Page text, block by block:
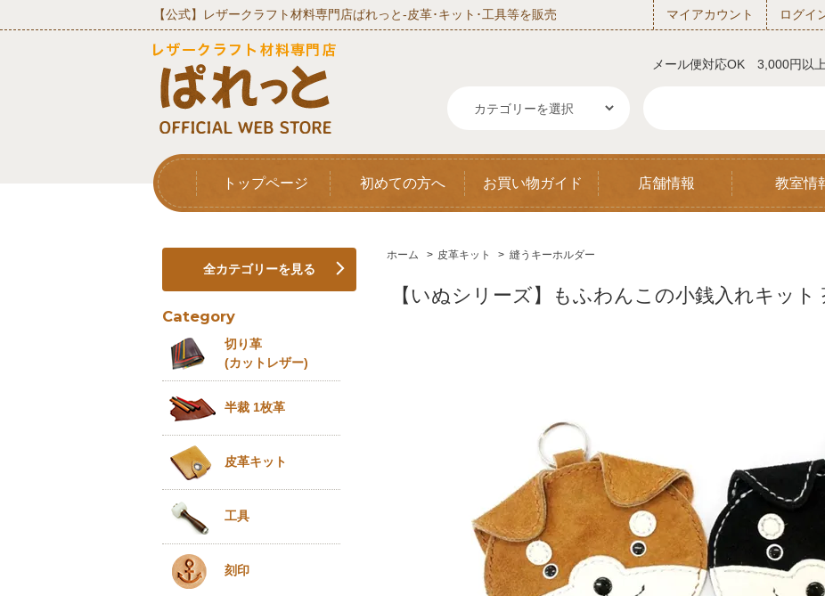
【公式】レザークラフト材料専門店ぱれっと‐皮革･キット･工具等を販売 マイアカウント ログイ
メール便対応OK 3,000円以
トップページ 初めての方へ お買い物ガイド 店舗情報 教室情
ホーム > 皮革キット > 縫うキーホルダー
【いぬシリーズ】もふわんこの小銭入れキット
全カテゴリーを見る
Category
切り革
(カットレザー)
半裁 1枚革
皮革キット
工具
刻印